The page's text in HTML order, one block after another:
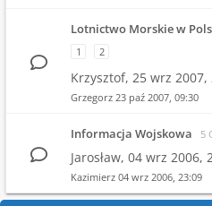
Lotnictwo Morskie w
1
2
Krzysztof, 25 wrz 2007,
Grzegorz 23 paź 2007, 09:30
Informacja Wojskowa 5
Jarosław, 04 wrz 2006,
Kazimierz 04 wrz 2006, 23:09